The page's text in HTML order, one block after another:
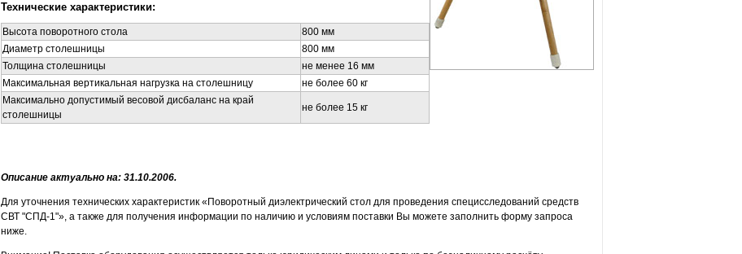
Технические характеристики:
Высота поворотного стола
800 мм
Диаметр столешницы
800 мм
Толщина столешницы
не менее 16 мм
Максимальная вертикальная нагрузка на столешницу
не более 60 кг
Максимально допустимый весовой дисбаланс на край
столешницы
не более 15 кг
Описание актуально на: 31.10.2006.
Для уточнения технических характеристик «Поворотный диэлектрический стол для проведения специсследований средств
СВТ "СПД-1"», а также для получения информации по наличию и условиям поставки Вы можете заполнить форму запроса
ниже.